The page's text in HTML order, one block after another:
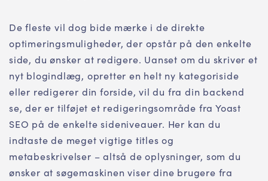
De fleste vil dog bide mærke i de direkte
optimeringsmuligheder, der opstår på den enkelte
side, du ønsker at redigere. Uanset om du skriver et
nyt blogindlæg, opretter en helt ny kategoriside
eller redigerer din forside, vil du fra din backend
se, der er tilføjet et redigeringsområde fra Yoast
SEO på de enkelte sideniveauer. Her kan du
indtaste de meget vigtige titles og
metabeskrivelser – altså de oplysninger, som du
ønsker at søgemaskinen viser dine brugere fra